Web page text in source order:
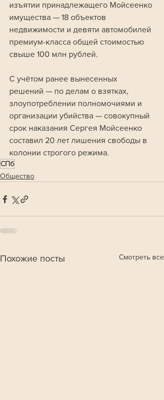
изъятии принадлежащего Мойсеенко
имущества — 18 объектов
недвижимости и девяти автомобилей
премиум-класса общей стоимостью
свыше 100 млн рублей.
С учётом ранее вынесенных
решений — по делам о взятках,
злоупотреблении полномочиями и
организации убийства — совокупный
срок наказания Сергея Мойсеенко
составил 20 лет лишения свободы в
колонии строгого режима.
СПб
Общество
Похожие посты Смотреть все